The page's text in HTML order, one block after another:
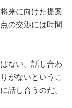
来に向けた提案
の交渉には時間
ない。話し合わ
がないというこ
話し合うのだ。